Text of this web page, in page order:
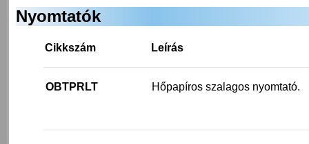
Nyomtatók
Cikkszám Leírás
OBTPRLT Hőpapíros szalagos nyomtató.